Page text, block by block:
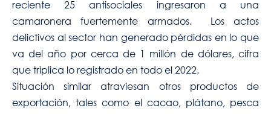
reciente 25 antisociales ingresaron a una
camaronera fuertemente armados. Los actos
delictivos al sector han generado pérdidas en lo que
va del año por cerca de 1 millón de dólares, cifra
que triplica lo registrado en todo el 2022.
Situación similar atraviesan otros productos de
exportación, tales como el cacao, plátano, pesca